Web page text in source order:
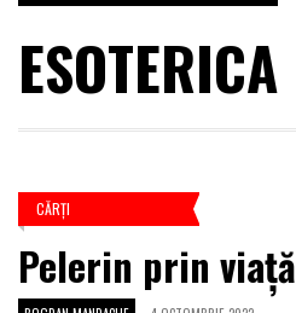
ESOTERICA
CĂRŢI
Pelerin prin viață